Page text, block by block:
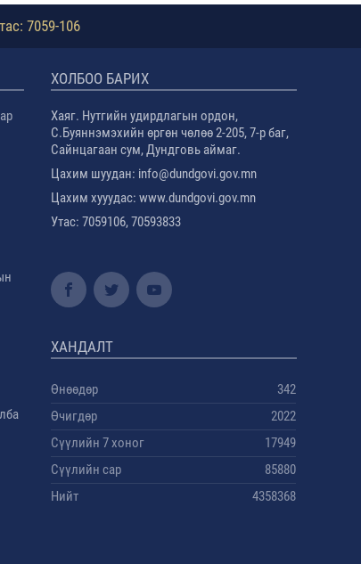
7059-106
ХОЛБОО БАРИХ
Хаяг. Нутгийн удирдлагын ордон,
С.Буяннэмэхийн өргөн чөлөө 2-205, 7-р баг,
Сайнцагаан сум, Дундговь аймаг.
Цахим шуудан: info@dundgovi.gov.mn
Цахим хууудас: www.dundgovi.gov.mn
Утас: 7059106, 70593833
ХАНДАЛТ
Өнөөдөр
342
Өчигдөр
2022
Сүүлийн 7 хоног
17949
Сүүлийн сар
85880
Нийт
4358368